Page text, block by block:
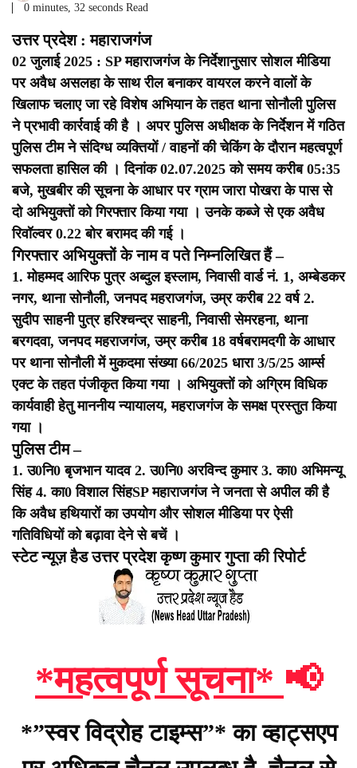
0 minutes, 32 seconds Read
उत्तर प्रदेश : महाराजगंज
02 जुलाई 2025 : SP महाराजगंज के निर्देशानुसार सोशल मीडिया
पर अवैध असलहा के साथ रील बनाकर वायरल करने वालों के
खिलाफ चलाए जा रहे विशेष अभियान के तहत थाना सोनौली पुलिस
ने प्रभावी कार्रवाई की है । अपर पुलिस अधीक्षक के निर्देशन में गठित
पुलिस टीम ने संदिग्ध व्यक्तियों / वाहनों की चेकिंग के दौरान महत्वपूर्ण
सफलता हासिल की । दिनांक 02.07.2025 को समय करीब 05:35
बजे, मुखबीर की सूचना के आधार पर ग्राम जारा पोखरा के पास से
दो अभियुक्तों को गिरफ्तार किया गया । उनके कब्जे से एक अवैध
रिवॉल्वर 0.22 बोर बरामद की गई ।
गिरफ्तार अभियुक्तों के नाम व पते निम्नलिखित हैं –
1. मोहम्मद आरिफ पुत्र अब्दुल इस्लाम, निवासी वार्ड नं. 1, अम्बेडकर
नगर, थाना सोनौली, जनपद महराजगंज, उम्र करीब 22 वर्ष 2.
सुदीप साहनी पुत्र हरिश्चन्द्र साहनी, निवासी सेमरहना, थाना
बरगदवा, जनपद महराजगंज, उम्र करीब 18 वर्षबरामदगी के आधार
पर थाना सोनौली में मुकदमा संख्या 66/2025 धारा 3/5/25 आर्म्स
एक्ट के तहत पंजीकृत किया गया । अभियुक्तों को अग्रिम विधिक
कार्यवाही हेतु माननीय न्यायालय, महराजगंज के समक्ष प्रस्तुत किया
गया ।
पुलिस टीम –
1. उ0नि0 बृजभान यादव 2. उ0नि0 अरविन्द कुमार 3. का0 अभिमन्यू
सिंह 4. का0 विशाल सिंहSP महाराजगंज ने जनता से अपील की है
कि अवैध हथियारों का उपयोग और सोशल मीडिया पर ऐसी
गतिविधियों को बढ़ावा देने से बचें ।
स्टेट न्यूज़ हैड उत्तर प्रदेश कृष्ण कुमार गुप्ता की रिपोर्ट
*महत्वपूर्ण सूचना* 📢
*”स्वर विद्रोह टाइम्स”* का व्हाट्सएप